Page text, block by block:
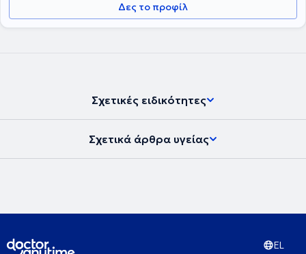
Δες το προφίλ
Σχετικές ειδικότητες
Σχετικά άρθρα υγείας
EL